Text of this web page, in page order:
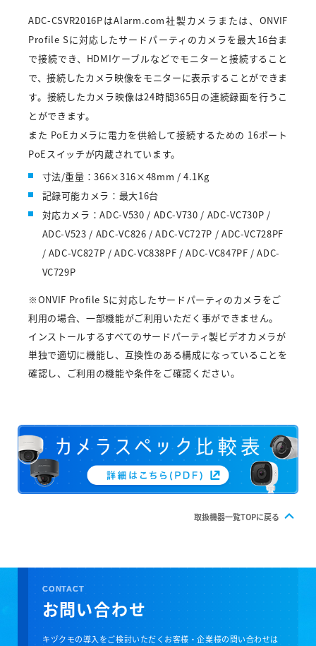
ADC-CSVR2016PはAlarm.com社製カメラまたは、ONVIF
Profile Sに対応したサードパーティのカメラを最大16台ま
で接続でき、HDMIケーブルなどでモニターと接続すること
で、接続したカメラ映像をモニターに表示することができま
す。接続したカメラ映像は24時間365日の連続録画を行うこ
とができます。
また PoEカメラに電力を供給して接続するための 16ポート
PoEスイッチが内蔵されています。
寸法/重量：366×316×48mm / 4.1Kg
記録可能カメラ：最大16台
対応カメラ：ADC-V530 / ADC-V730 / ADC-VC730P /
ADC-V523 / ADC-VC826 / ADC-VC727P / ADC-VC728PF
/ ADC-VC827P / ADC-VC838PF / ADC-VC847PF / ADC-
VC729P
※ONVIF Profile Sに対応したサードパーティのカメラをご
利用の場合、一部機能がご利用いただく事ができません。
インストールするすべてのサードパーティ製ビデオカメラが
単独で適切に機能し、互換性のある構成になっていることを
確認し、ご利用の機能や条件をご確認ください。
取扱機器一覧TOPに戻る
CONTACT
お問い合わせ
キヅクモの導入をご検討いただくお客様・企業様の問い合わせは